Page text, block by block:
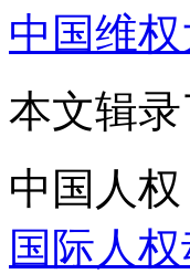
中国维
本文辑
中国人权
国际人